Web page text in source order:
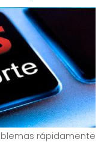
rápidamente